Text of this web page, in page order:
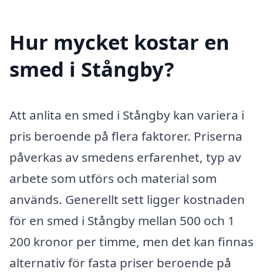
Hur mycket kostar en
smed i Stångby?
Att anlita en smed i Stångby kan variera i
pris beroende på flera faktorer. Priserna
påverkas av smedens erfarenhet, typ av
arbete som utförs och material som
används. Generellt sett ligger kostnaden
för en smed i Stångby mellan 500 och 1
200 kronor per timme, men det kan finnas
alternativ för fasta priser beroende på